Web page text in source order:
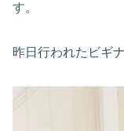
す。
昨日行われたビギ